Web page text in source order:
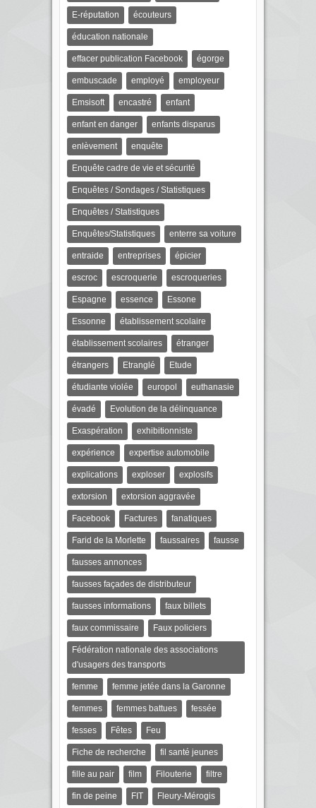
E-réputation écouteurs
éducation nationale
effacer publication Facebook égorge
embuscade employé employeur
Emsisoft encastré enfant
enfant en danger enfants disparus
enlèvement enquête
Enquête cadre de vie et sécurité
Enquêtes / Sondages / Statistiques
Enquêtes / Statistiques
Enquêtes/Statistiques enterre sa voiture
entraide entreprises épicier
escroc escroquerie escroqueries
Espagne essence Essone
Essonne établissement scolaire
établissement scolaires étranger
étrangers Etranglé Etude
étudiante violée europol euthanasie
évadé Evolution de la délinquance
Exaspération exhibitionniste
expérience expertise automobile
explications exploser explosifs
extorsion extorsion aggravée
Facebook Factures fanatiques
Farid de la Morlette faussaires fausse
fausses annonces
fausses façades de distributeur
fausses informations faux billets
faux commissaire Faux policiers
Fédération nationale des associations
d'usagers des transports
femme femme jetée dans la Garonne
femmes femmes battues fessée
fesses Fêtes Feu
Fiche de recherche fil santé jeunes
fille au pair film Filouterie filtre
fin de peine FIT Fleury-Mérogis